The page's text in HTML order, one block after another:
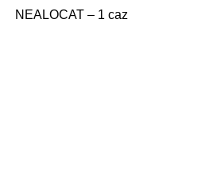
NEALOCAT – 1 caz